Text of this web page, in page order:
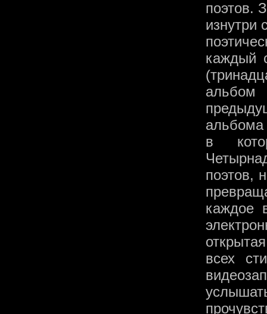
поэтов.
изнутри
каждый
альбом
в
поэтов,
каждое
всех